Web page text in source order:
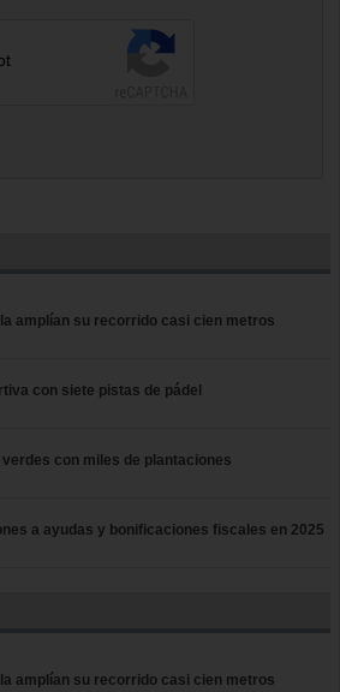
amplían su recorrido casi cien metros
con siete pistas de pádel
con miles de plantaciones
a ayudas y bonificaciones fiscales en 2025
amplían su recorrido casi cien metros